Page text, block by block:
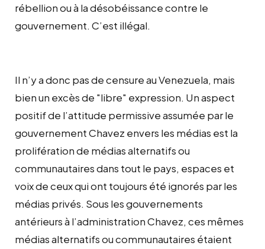
rébellion ou à la désobéissance contre le
gouvernement. C’est illégal.
Il n’y a donc pas de censure au Venezuela, mais
bien un excès de "libre" expression. Un aspect
positif de l’attitude permissive assumée par le
gouvernement Chavez envers les médias est la
prolifération de médias alternatifs ou
communautaires dans tout le pays, espaces et
voix de ceux qui ont toujours été ignorés par les
médias privés. Sous les gouvernements
antérieurs à l’administration Chavez, ces mêmes
médias alternatifs ou communautaires étaient